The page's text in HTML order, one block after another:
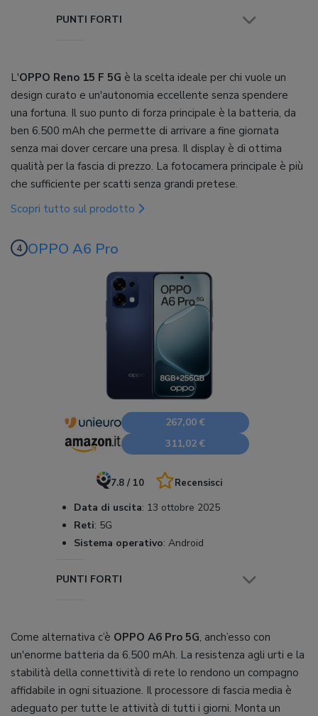
PUNTI FORTI
L'OPPO Reno 15 F 5G è la scelta ideale per chi vuole un
design curato e un'autonomia eccellente senza spendere
una fortuna. Il suo punto di forza principale è la batteria, da
ben 6.500 mAh che permette di arrivare a fine giornata
senza mai dover cercare una presa. Il display è di ottima
qualità per la fascia di prezzo. La fotocamera principale è più
che sufficiente per scatti senza grandi pretese.
Scopri tutto sul prodotto
OPPO A6 Pro
267,00 €
311,02 €
7.8 / 10 Recensisci
Data di uscita: 13 ottobre 2025
Reti: 5G
Sistema operativo: Android
PUNTI FORTI
Come alternativa c’è OPPO A6 Pro 5G, anch’esso con
un'enorme batteria da 6.500 mAh. La resistenza agli urti e la
stabilità della connettività di rete lo rendono un compagno
affidabile in ogni situazione. Il processore di fascia media è
adeguato per tutte le attività di tutti i giorni. Monta un